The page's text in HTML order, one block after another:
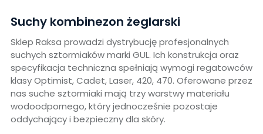
Suchy kombinezon żeglarski
Sklep Raksa prowadzi dystrybucję profesjonalnych
suchych sztormiaków marki GUL. Ich konstrukcja oraz
specyfikacja techniczna spełniają wymogi regatowców
klasy Optimist, Cadet, Laser, 420, 470. Oferowane przez
nas suche sztormiaki mają trzy warstwy materiału
wodoodpornego, który jednocześnie pozostaje
oddychający i bezpieczny dla skóry.